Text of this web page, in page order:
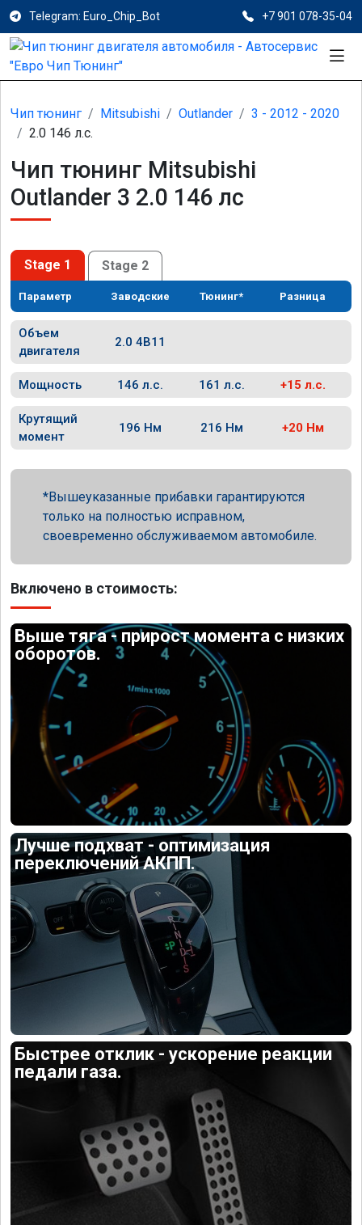
Telegram: Euro_Chip_Bot +7 901 078-35-04
Чип тюнинг Mitsubishi Outlander
3 - 2012 - 2020
2.0 146 л.с.
Чип тюнинг Mitsubishi
Outlander 3 2.0 146 лс
Stage 1 Stage 2
Параметр Заводские Тюнинг* Разница
Объем
двигателя
2.0 4B11
Мощность 146 л.с. 161 л.с. +15 л.с.
Крутящий
момент
196 Нм 216 Нм +20 Нм
Вышеуказанные прибавки гарантируются
только на полностью исправном,
своевременно обслуживаемом автомобиле.
Включено в стоимость:
Выше тяга - прирост момента с низких
оборотов.
Лучше подхват - оптимизация
переключений АКПП.
Быстрее отклик - ускорение реакции
педали газа.